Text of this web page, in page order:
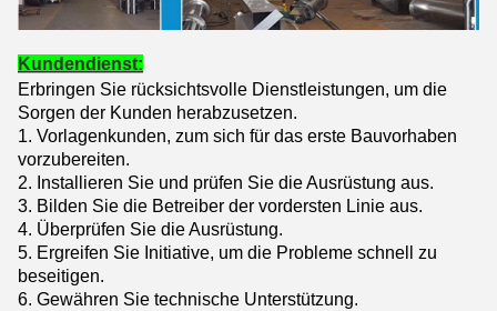
Kundendienst:
Erbringen Sie rücksichtsvolle Dienstleistungen, um die
Sorgen der Kunden herabzusetzen.
1. Vorlagenkunden, zum sich für das erste Bauvorhaben
vorzubereiten.
2. Installieren Sie und prüfen Sie die Ausrüstung aus.
3. Bilden Sie die Betreiber der vordersten Linie aus.
4. Überprüfen Sie die Ausrüstung.
5. Ergreifen Sie Initiative, um die Probleme schnell zu
beseitigen.
6. Gewähren Sie technische Unterstützung.